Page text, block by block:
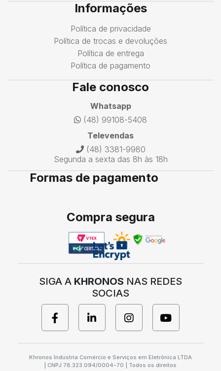
Informações
Política de privacidade
Política de trocas e devoluções
Política de entrega
Política de pagamento
Fale conosco
Whatsapp
(48) 99108-5408
Televendas
(48) 3381-9980
Segunda a sexta das 8h às 18h
Formas de pagamento
Compra segura
SIGA A KHRONOS NAS REDES
SOCIAS
Khronos Indústria Comércio e Serviços em Eletrônica LTDA
| CNPJ 78.323.094/0004-70 | Todos os direitos